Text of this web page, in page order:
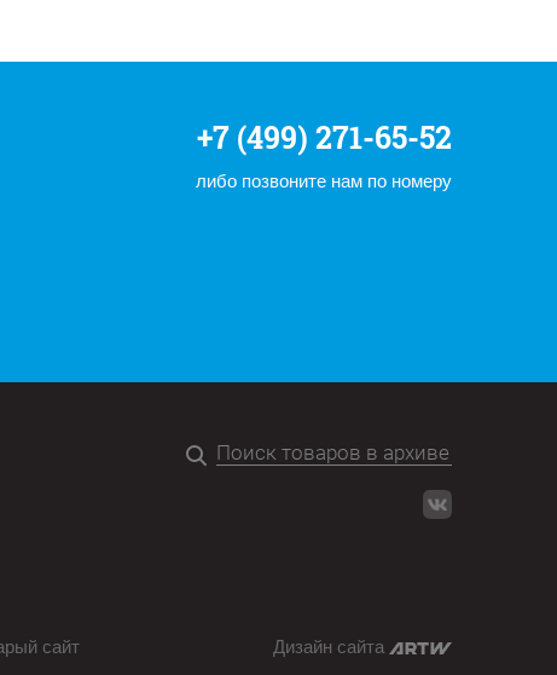
+7 (499) 271-65-52
либо позвоните нам по номеру
сайт Дизайн сайта